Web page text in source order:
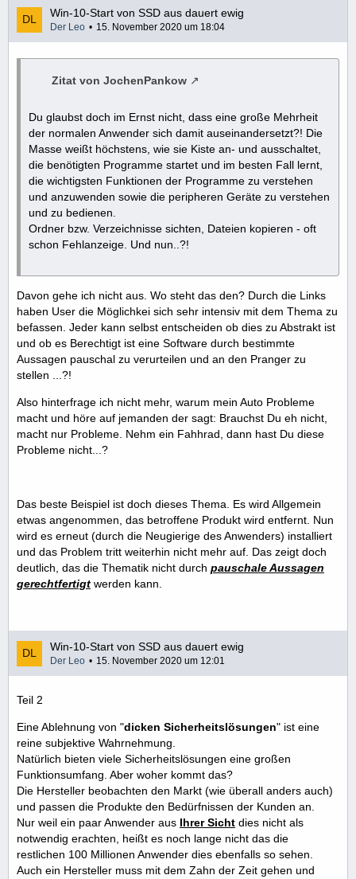
Win-10-Start von SSD aus dauert ewig
Der Leo 15. November 2020 um 18:04
Zitat von JochenPankow
Du glaubst doch im Ernst nicht, dass eine große Mehrheit
der normalen Anwender sich damit auseinandersetzt?! Die
Masse weißt höchstens, wie sie Kiste an- und ausschaltet,
die benötigten Programme startet und im besten Fall lernt,
die wichtigsten Funktionen der Programme zu verstehen
und anzuwenden sowie die peripheren Geräte zu verstehen
und zu bedienen.
Ordner bzw. Verzeichnisse sichten, Dateien kopieren - oft
schon Fehlanzeige. Und nun..?!
Davon gehe ich nicht aus. Wo steht das den? Durch die Links
haben User die Möglichkei sich sehr intensiv mit dem Thema zu
befassen. Jeder kann selbst entscheiden ob dies zu Abstrakt ist
und ob es Berechtigt ist eine Software durch bestimmte
Aussagen pauschal zu verurteilen und an den Pranger zu
stellen ...?!
Also hinterfrage ich nicht mehr, warum mein Auto Probleme
macht und höre auf jemanden der sagt: Brauchst Du eh nicht,
macht nur Probleme. Nehm ein Fahhrad, dann hast Du diese
Probleme nicht...?
Das beste Beispiel ist doch dieses Thema. Es wird Allgemein
etwas angenommen, das betroffene Produkt wird entfernt. Nun
wird es erneut (durch die Neugierige des Anwenders) installiert
und das Problem tritt weiterhin nicht mehr auf. Das zeigt doch
deutlich, das die Thematik nicht durch pauschale Aussagen
gerechtfertigt werden kann.
Win-10-Start von SSD aus dauert ewig
Der Leo 15. November 2020 um 12:01
Teil 2
Eine Ablehnung von "dicken Sicherheitslösungen" ist eine
reine subjektive Wahrnehmung.
Natürlich bieten viele Sicherheitslösungen eine großen
Funktionsumfang. Aber woher kommt das?
Die Hersteller beobachten den Markt (wie überall anders auch)
und passen die Produkte den Bedürfnissen der Kunden an.
Nur weil ein paar Anwender aus Ihrer Sicht dies nicht als
notwendig erachten, heißt es noch lange nicht das die
restlichen 100 Millionen Anwender dies ebenfalls so sehen.
Auch ein Hersteller muss mit dem Zahn der Zeit gehen und